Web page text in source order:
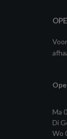
Ma
Di
Wo